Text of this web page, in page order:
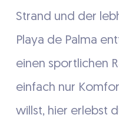
Strand und der
Playa de Palma
einen sportlichen
einfach nur
willst, hier erlebst